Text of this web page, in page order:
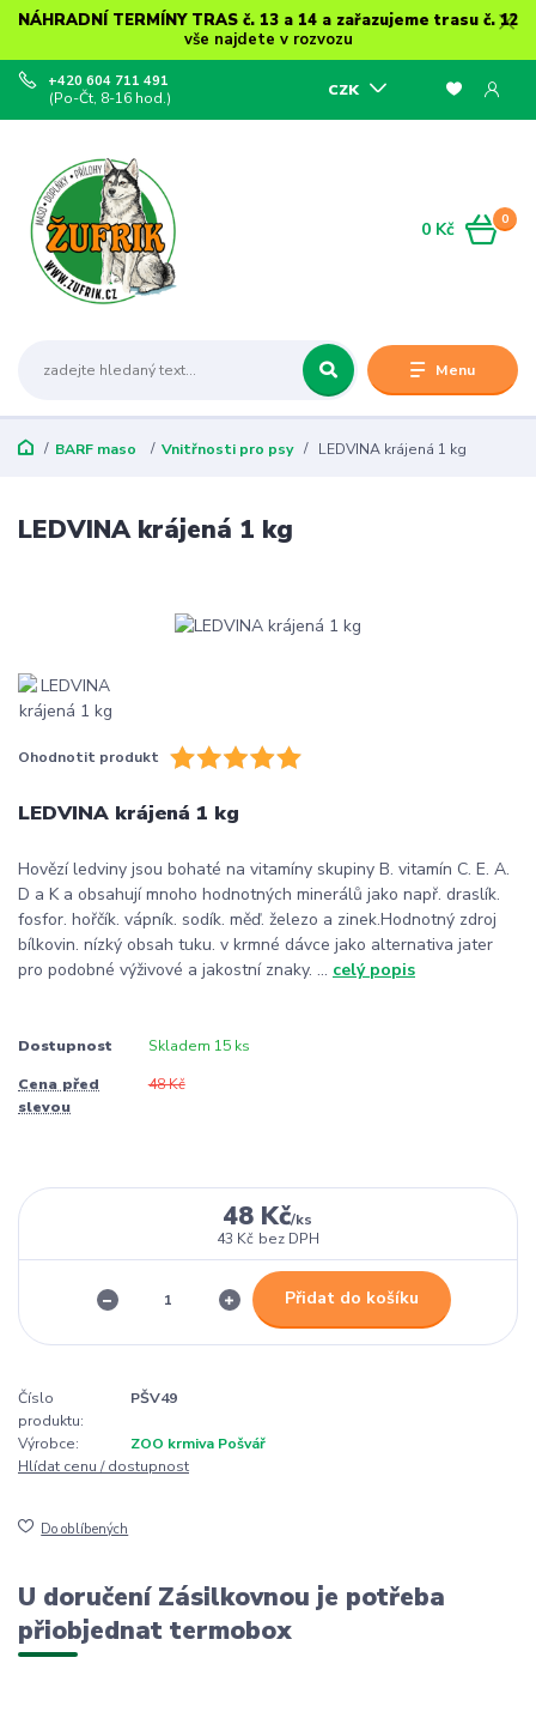
NÁHRADNÍ TERMÍNY TRAS č. 13 a 14 a zařazujeme trasu č. 12
vše najdete v rozvozu
Menu
CZK
+420 604 711 491
(Po-Čt, 8-16 hod.)
0
0 Kč
BARF maso Vnitřnosti pro psy LEDVINA krájená 1 kg
LEDVINA krájená 1 kg
Ohodnotit produkt
LEDVINA krájená 1 kg
Hovězí ledviny jsou bohaté na vitamíny skupiny B. vitamín C. E. A.
D a K a obsahují mnoho hodnotných minerálů jako např. draslík.
fosfor. hořčík. vápník. sodík. měď. železo a zinek.Hodnotný zdroj
bílkovin. nízký obsah tuku. v krmné dávce jako alternativa jater
pro podobné výživové a jakostní znaky. ... celý popis
Dostupnost Skladem 15 ks
Cena před
slevou
48 Kč
48 Kč/ks
43 Kč bez DPH
Přidat do košíku
Číslo
produktu:
PŠV49
Výrobce:
ZOO krmiva Pošvář
Hlídat cenu / dostupnost
Do oblíbených
U doručení Zásilkovnou je potřeba
přiobjednat termobox